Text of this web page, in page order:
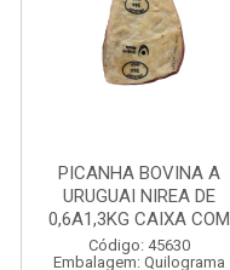
PICANHA BOVINA A
URUGUAI NIREA DE
0,6A1,3KG CAIXA COM
±12KG
Código: 45630
Embalagem: Quilograma